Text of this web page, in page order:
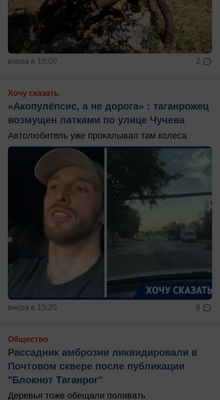
вчера в 16:00 2
Хочу сказать
«Акопулёпсис, а не дорога» : таганрожец
возмущен латками по улице Чучева
Автолюбитель уже прокалывал там колеса
вчера в 15:20 6
Общество
Рассадник амброзии ликвидировали в
Почтовом сквере после публикации
"Блокнот Таганрог"
Деревья тоже обещали поливать